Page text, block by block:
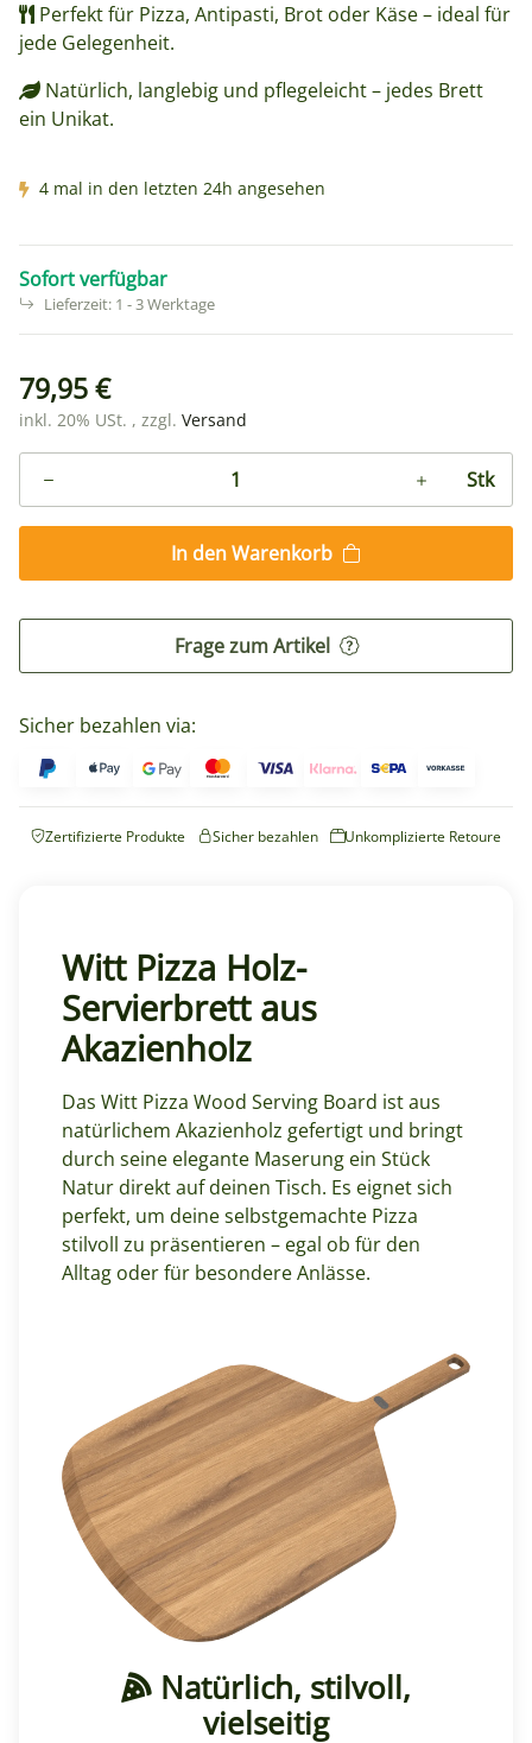
Perfekt für Pizza, Antipasti, Brot oder Käse – ideal für
jede Gelegenheit.
Natürlich, langlebig und pflegeleicht – jedes Brett
ein Unikat.
4 mal in den letzten 24h angesehen
Sofort verfügbar
Lieferzeit: 1 - 3 Werktage
79,95 €
inkl. 20% USt. , zzgl. Versand
Stk
In den Warenkorb
Frage zum Artikel
Sicher bezahlen via:
Zertifizierte Produkte Sicher bezahlen Unkomplizierte Retoure
Witt Pizza Holz-
Servierbrett aus
Akazienholz
Das Witt Pizza Wood Serving Board ist aus
natürlichem Akazienholz gefertigt und bringt
durch seine elegante Maserung ein Stück
Natur direkt auf deinen Tisch. Es eignet sich
perfekt, um deine selbstgemachte Pizza
stilvoll zu präsentieren – egal ob für den
Alltag oder für besondere Anlässe.
Natürlich, stilvoll,
vielseitig